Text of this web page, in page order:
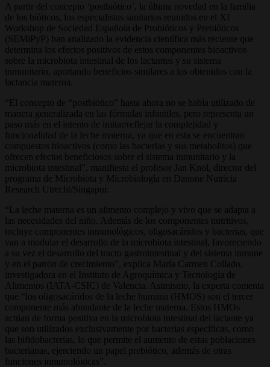
A partir del concepto ‘postbiótico’, la última novedad en la familia
de los bióticos, los especialistas sanitarios reunidos en el XI
Workshop de Sociedad Española de Probióticos y Prebióticos
(SEMiPyP) han analizado la evidencia científica más reciente que
determina los efectos positivos de estos componentes bioactivos
sobre la microbiota intestinal de los lactantes y su sistema
inmunitario, aportando beneficios similares a los obtenidos con la
lactancia materna.
“El concepto de “postbiótico” hasta ahora no se había utilizado de
manera generalizada en las fórmulas infantiles, pero representa un
paso más en el intento de imitar/reflejar la complejidad y
funcionalidad de la leche materna, ya que en esta se encuentran
compuestos bioactivos (como las bacterias y sus metabolitos) que
ofrecen efectos beneficiosos sobre el sistema inmunitario y la
microbiota intestinal”, manifiesta el profesor Jan Knol, director del
programa de Microbiota y Microbiología en Danone Nutricia
Research Utrecht/Singapur.
“La leche materna es un alimento complejo y vivo que se adapta a
las necesidades del niño. Además de los componentes nutritivos,
incluye componentes inmunológicos, oligosacáridos y bacterias, que
van a modular el desarrollo de la microbiota intestinal, favoreciendo
a su vez el desarrollo del tracto gastrointestinal y del sistema inmune
y en el patrón de crecimiento”, explica María Carmen Collado,
investigadora en el Instituto de Agroquímica y Tecnología de
Alimentos (IATA-CSIC) de Valencia. Asimismo, la experta comenta
que “los oligosacáridos de la leche humana (HMOS) son el tercer
componente más abundante de la leche materna. Estos HMOs
actúan de forma positiva en la microbiota intestinal del lactante ya
que son utilizados exclusivamente por bacterias específicas, como
las bifidobacterias, lo que permite el aumento de estas poblaciones
bacterianas, ejerciendo un papel prebiótico, además de otras
funciones inmunológicas”.